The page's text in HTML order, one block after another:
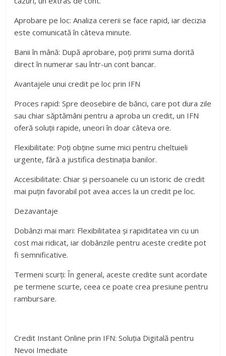
Aprobare pe loc: Analiza cererii se face rapid, iar decizia
este comunicată în câteva minute.
Banii în mână: După aprobare, poți primi suma dorită
direct în numerar sau într-un cont bancar.
Avantajele unui credit pe loc prin IFN
Proces rapid: Spre deosebire de bănci, care pot dura zile
sau chiar săptămâni pentru a aproba un credit, un IFN
oferă soluții rapide, uneori în doar câteva ore.
Flexibilitate: Poți obține sume mici pentru cheltuieli
urgente, fără a justifica destinația banilor.
Accesibilitate: Chiar și persoanele cu un istoric de credit
mai puțin favorabil pot avea acces la un credit pe loc.
Dezavantaje
Dobânzi mai mari: Flexibilitatea și rapiditatea vin cu un
cost mai ridicat, iar dobânzile pentru aceste credite pot
fi semnificative.
Termeni scurți: În general, aceste credite sunt acordate
pe termene scurte, ceea ce poate crea presiune pentru
rambursare.
Credit Instant Online prin IFN: Soluția Digitală pentru
Nevoi Imediate